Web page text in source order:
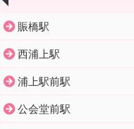
賑橋駅
西浦上駅
浦上駅前駅
公会堂前駅